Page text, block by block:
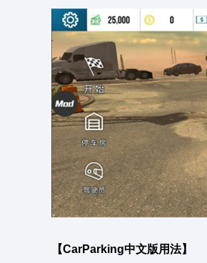
【CarParking中文版用法】